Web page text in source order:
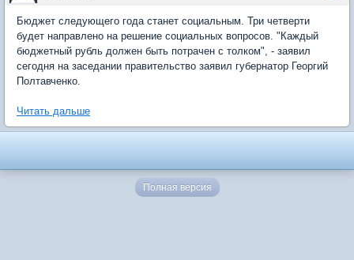
Бюджет следующего года станет социальным. Три четверти
будет направлено на решение социальных вопросов. "Каждый
бюджетный рубль должен быть потрачен с толком", - заявил
сегодня на заседании правительство заявил губернатор Георгий
Полтавченко.
Читать дальше
Полная версия